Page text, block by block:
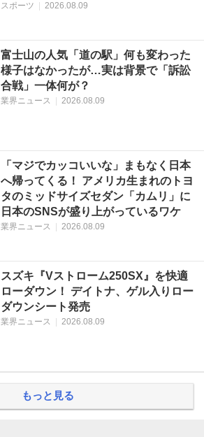
スポーツ 2026.08.09
富士山の人気「道の駅」何も変わった
様子はなかったが…実は背景で「訴訟
合戦」一体何が？
業界ニュース 2026.08.09
「マジでカッコいいな」まもなく日本
へ帰ってくる！ アメリカ生まれのトヨ
タのミッドサイズセダン「カムリ」に
日本のSNSが盛り上がっているワケ
業界ニュース 2026.08.09
スズキ『Vストローム250SX』を快適
ローダウン！ デイトナ、ゲル入りロー
ダウンシート発売
業界ニュース 2026.08.09
もっと見る